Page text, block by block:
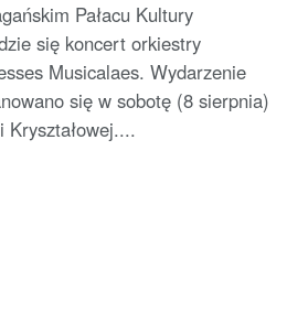
Pałacu Kultury
się koncert orkiestry
Musicalaes. Wydarzenie
się w sobotę (8 sierpnia)
Kryształowej....